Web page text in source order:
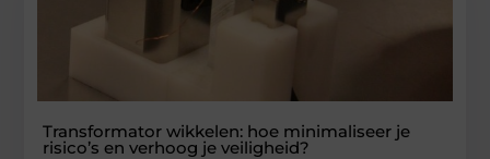
Transformator wikkelen: hoe minimaliseer je
risico’s en verhoog je veiligheid?